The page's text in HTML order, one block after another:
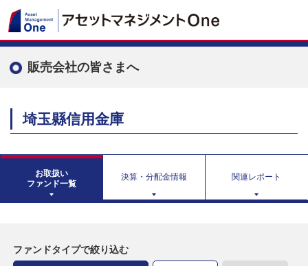
販売会社の皆さまへ
埼玉縣信用金庫
お取扱い
ファンド一覧
決算・分配金情報 関連レポート
ファンドタイプで絞り込む